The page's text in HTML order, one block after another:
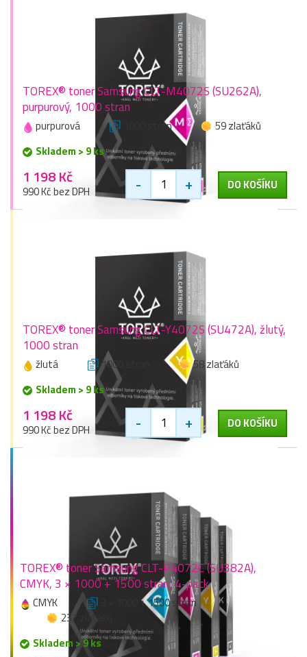
TOREX® toner Samsung CLT-M4072S (SU262A),
purpurový, 1000 stran
purpurová 1000 stran
59 zlaťáků
Skladem > 9 ks
1 198 Kč
990 Kč bez DPH - + DO KOŠÍKU
TOREX® toner Samsung CLT-Y4072S (SU472A), žlutý,
1000 stran
žlutá 1000 stran
58 zlaťáků
Skladem > 9 ks
1 198 Kč
990 Kč bez DPH - + DO KOŠÍKU
TOREX® toner Samsung CLT-P4072C (SU382A),
CMYK, 3 × 1000 + 1500 stran, 4-pack
CMYK
3 × 1000 + 1500 stran
237 zlaťáků
Skladem > 9 ks